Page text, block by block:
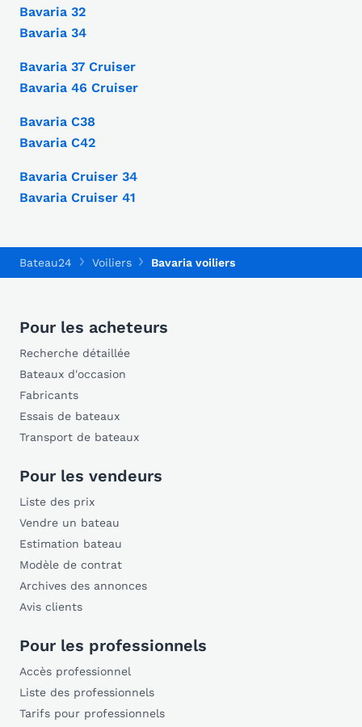
Bavaria 32
Bavaria 34
Bavaria 37 Cruiser
Bavaria 46 Cruiser
Bavaria C38
Bavaria C42
Bavaria Cruiser 34
Bavaria Cruiser 41
Bateau24 Voiliers Bavaria voiliers
Pour les acheteurs
Recherche détaillée
Bateaux d'occasion
Fabricants
Essais de bateaux
Transport de bateaux
Pour les vendeurs
Liste des prix
Vendre un bateau
Estimation bateau
Modèle de contrat
Archives des annonces
Avis clients
Pour les professionnels
Accès professionnel
Liste des professionnels
Tarifs pour professionnels